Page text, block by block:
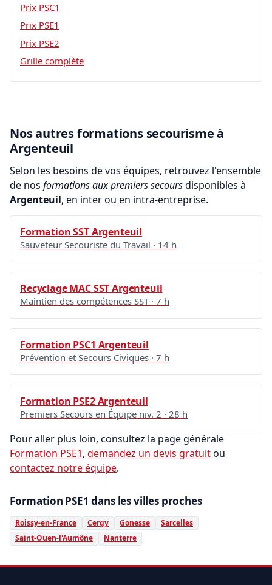
Prix PSC1
Prix PSE1
Prix PSE2
Grille complète
Nos autres formations secourisme à
Argenteuil
Selon les besoins de vos équipes, retrouvez l'ensemble
de nos formations aux premiers secoursdisponibles à
Argenteuil, en inter ou en intra-entreprise.
Formation SST Argenteuil
Sauveteur Secouriste du Travail · 14 h
Recyclage MAC SST Argenteuil
Maintien des compétences SST · 7 h
Formation PSC1 Argenteuil
Prévention et Secours Civiques · 7 h
Formation PSE2 Argenteuil
Premiers Secours en Équipe niv. 2 · 28 h
Pour aller plus loin, consultez la page générale
Formation PSE1, demandez un devis gratuitou
contactez notre équipe.
Formation PSE1 dans les villes proches
Roissy-en-France Cergy Gonesse
Sarcelles
Saint-Ouen-l'Aumône
Nanterre